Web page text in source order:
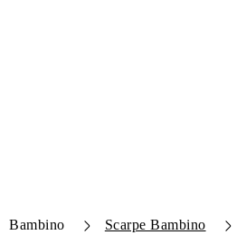
Bambino Scarpe Bambino